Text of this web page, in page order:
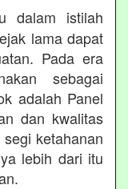
dalam istilah
lama dapat
Pada era
sebagai
adalah Panel
dan kwalitas
ketahanan
lebih dari itu